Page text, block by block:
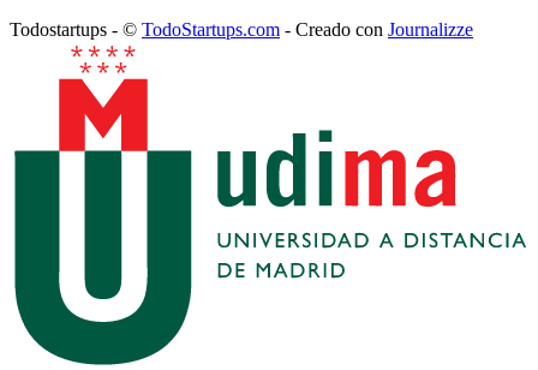
Todostartups - © TodoStartups.com - Creado con Journalizze